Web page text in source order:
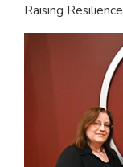
Raising Resilience